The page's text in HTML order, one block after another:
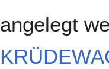
angelegt